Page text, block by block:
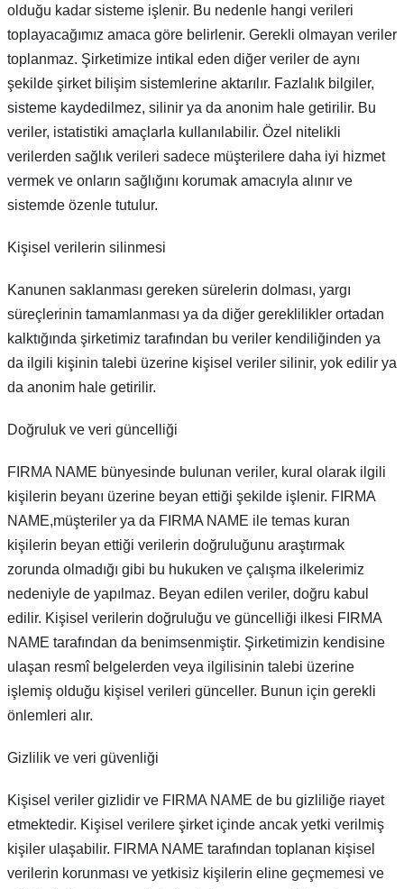
olduğu kadar sisteme işlenir. Bu nedenle hangi verileri
toplayacağımız amaca göre belirlenir. Gerekli olmayan veriler
toplanmaz. Şirketimize intikal eden diğer veriler de aynı
şekilde şirket bilişim sistemlerine aktarılır. Fazlalık bilgiler,
sisteme kaydedilmez, silinir ya da anonim hale getirilir. Bu
veriler, istatistiki amaçlarla kullanılabilir. Özel nitelikli
verilerden sağlık verileri sadece müşterilere daha iyi hizmet
vermek ve onların sağlığını korumak amacıyla alınır ve
sistemde özenle tutulur.
Kişisel verilerin silinmesi
Kanunen saklanması gereken sürelerin dolması, yargı
süreçlerinin tamamlanması ya da diğer gereklilikler ortadan
kalktığında şirketimiz tarafından bu veriler kendiliğinden ya
da ilgili kişinin talebi üzerine kişisel veriler silinir, yok edilir ya
da anonim hale getirilir.
Doğruluk ve veri güncelliği
FIRMA NAME bünyesinde bulunan veriler, kural olarak ilgili
kişilerin beyanı üzerine beyan ettiği şekilde işlenir. FIRMA
NAME,müşteriler ya da FIRMA NAME ile temas kuran
kişilerin beyan ettiği verilerin doğruluğunu araştırmak
zorunda olmadığı gibi bu hukuken ve çalışma ilkelerimiz
nedeniyle de yapılmaz. Beyan edilen veriler, doğru kabul
edilir. Kişisel verilerin doğruluğu ve güncelliği ilkesi FIRMA
NAME tarafından da benimsenmiştir. Şirketimizin kendisine
ulaşan resmî belgelerden veya ilgilisinin talebi üzerine
işlemiş olduğu kişisel verileri günceller. Bunun için gerekli
önlemleri alır.
Gizlilik ve veri güvenliği
Kişisel veriler gizlidir ve FIRMA NAME de bu gizliliğe riayet
etmektedir. Kişisel verilere şirket içinde ancak yetki verilmiş
kişiler ulaşabilir. FIRMA NAME tarafından toplanan kişisel
verilerin korunması ve yetkisiz kişilerin eline geçmemesi ve